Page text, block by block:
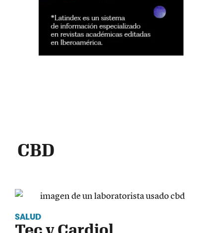
CBD
SALUD
Tec y Cardiol